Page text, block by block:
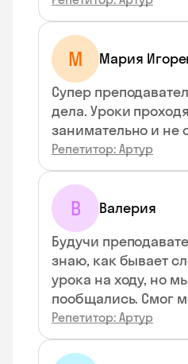
М Мария
Супер
дела. Уроки
занимательно и не
Репетитор: Артур
В Валерия
Будучи
знаю, как бывает
урока на ходу, но
пообщались. Смог
Репетитор: Артур